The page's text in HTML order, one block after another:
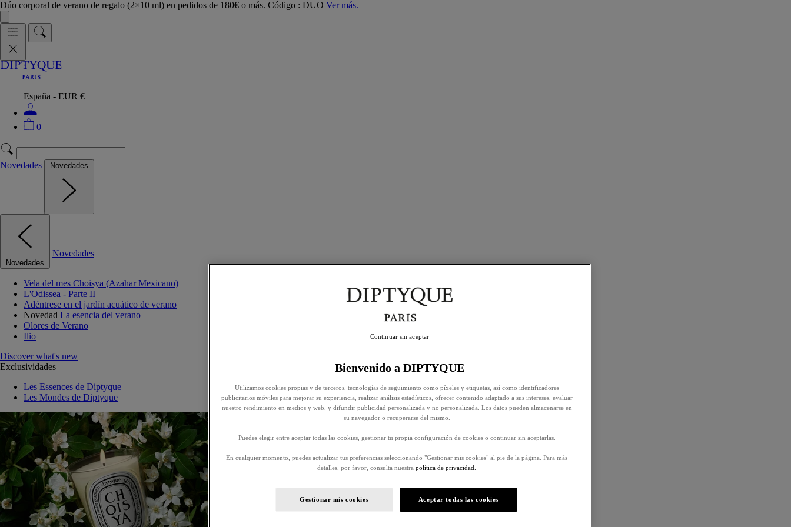
Dúo corporal de verano de regalo (2×10 ml) en pedidos de 180€ o más. Código : DUO Ver más.
España - EUR €
0
Novedades Novedades
Novedades
Novedades
Vela del mes Choisya (Azahar Mexicano)
L'Odissea - Parte II
Adéntrese en el jardín acuático de verano
Novedad La esencia del verano
Olores de Verano
Ilio
Discover what's new
Exclusividades
Les Essences de Diptyque
Les Mondes de Diptyque
Bienvenido a DIPTYQUE
Utilizamos cookies propias y de terceros, tecnologías de seguimiento como píxeles y etiquetas, así como identificadores
publicitarios móviles para mejorar su experiencia, realizar análisis estadísticos, ofrecer contenido adaptado a sus intereses, evaluar
nuestro rendimiento en medios y web, y difundir publicidad personalizada y no personalizada. Los datos pueden almacenarse en
su navegador o recuperarse del mismo.
Puedes elegir entre aceptar todas las cookies, gestionar tu propia configuración de cookies o continuar sin aceptarlas.
En cualquier momento, puedes actualizar tus preferencias seleccionando "Gestionar mis cookies" al pie de la página. Para más
detalles, por favor, consulta nuestra política de privacidad.
Gestionar mis cookies Aceptar todas las cookies
Continuar sin aceptar